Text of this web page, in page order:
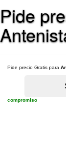
Pide
Pide precio Gratis para
compromiso